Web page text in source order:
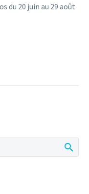
du 20 juin au 29 août